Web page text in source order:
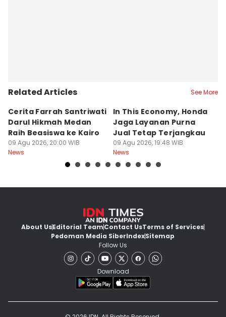
Related Articles See More
Cerita Farrah Santriwati
Darul Hikmah Medan
Raih Beasiswa ke Kairo
09 Agu 2026, 20:00 WIB
News
In This Economy, Honda
Jaga Layanan Purna
Jual Tetap Terjangkau
09 Agu 2026, 19:48 WIB
News
About UsEditorial TeamContact UsTerms of Services
Pedoman Media SiberIndexSitemap
Follow Us
Download